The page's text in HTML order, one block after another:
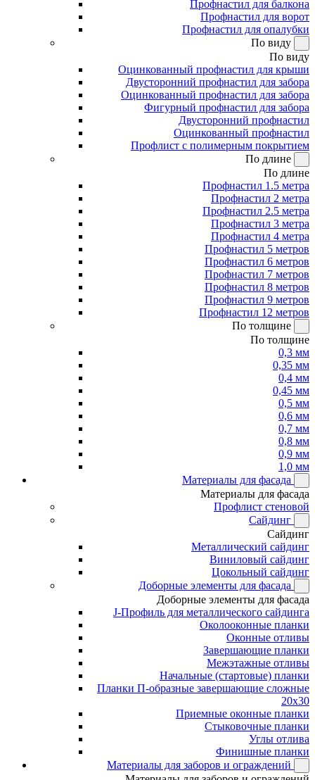
Профнастил для балкона
Профнастил для ворот
Профнастил для опалубки
По виду
По виду
Оцинкованный профнастил для крыши
Двусторонний профнастил для забора
Оцинкованный профнастил для забора
Фигурный профнастил для забора
Двусторонний профнастил
Оцинкованный профнастил
Профлист с полимерным покрытием
По длине
По длине
Профнастил 1.5 метра
Профнастил 2 метра
Профнастил 2.5 метра
Профнастил 3 метра
Профнастил 4 метра
Профнастил 5 метров
Профнастил 6 метров
Профнастил 7 метров
Профнастил 8 метров
Профнастил 9 метров
Профнастил 12 метров
По толщине
По толщине
0,3 мм
0,35 мм
0,4 мм
0,45 мм
0,5 мм
0,6 мм
0,7 мм
0,8 мм
0,9 мм
1,0 мм
Материалы для фасада
Материалы для фасада
Профлист стеновой
Сайдинг
Сайдинг
Металлический сайдинг
Виниловый сайдинг
Цокольный сайдинг
Доборные элементы для фасада
Доборные элементы для фасада
J-Профиль для металлического сайдинга
Околооконные планки
Оконные отливы
Завершающие планки
Межэтажные отливы
Начальные (стартовые) планки
Планки П-образные завершающие сложные
20x30
Приемные оконные планки
Стыковочные планки
Углы отлива
Финишные планки
Материалы для заборов и ограждений